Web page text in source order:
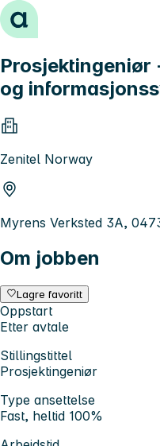
Hopp til innhold
Prosjektingeniør
og
Zenitel Norway
Myrens Verksted 3A,
Om jobben
Lagre favoritt
Oppstart
Etter avtale
Stillingstittel
Prosjektingeniør
Type ansettelse
Fast, heltid 100%